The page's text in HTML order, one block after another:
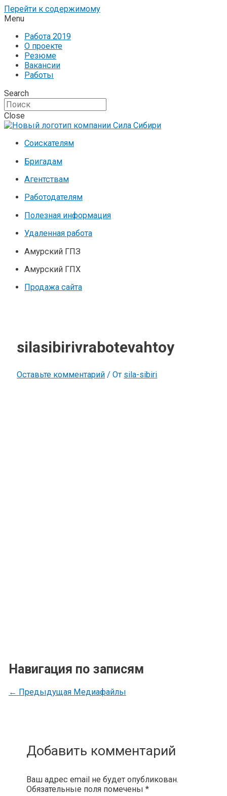
Перейти к содержимому
Menu
Работа 2019
О проекте
Резюме
Вакансии
Работы
Search
Close
Соискателям
Бригадам
Агентствам
Работодателям
Полезная информация
Удаленная работа
Амурский ГПЗ
Амурский ГПХ
Продажа сайта
silasibirivrabotevahtoy
Оставьте комментарий / От sila-sibiri
Навигация по записям
← Предыдущая Медиафайлы
Добавить комментарий
Ваш адрес email не будет опубликован.
Обязательные поля помечены *